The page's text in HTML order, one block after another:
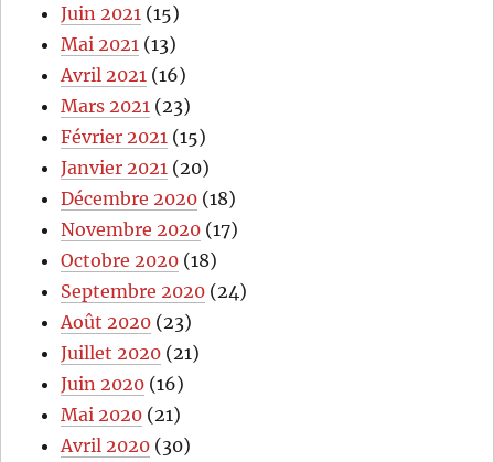
Juin 2021 (15)
Mai 2021 (13)
Avril 2021 (16)
Mars 2021 (23)
Février 2021 (15)
Janvier 2021 (20)
Décembre 2020 (18)
Novembre 2020 (17)
Octobre 2020 (18)
Septembre 2020 (24)
Août 2020 (23)
Juillet 2020 (21)
Juin 2020 (16)
Mai 2020 (21)
Avril 2020 (30)